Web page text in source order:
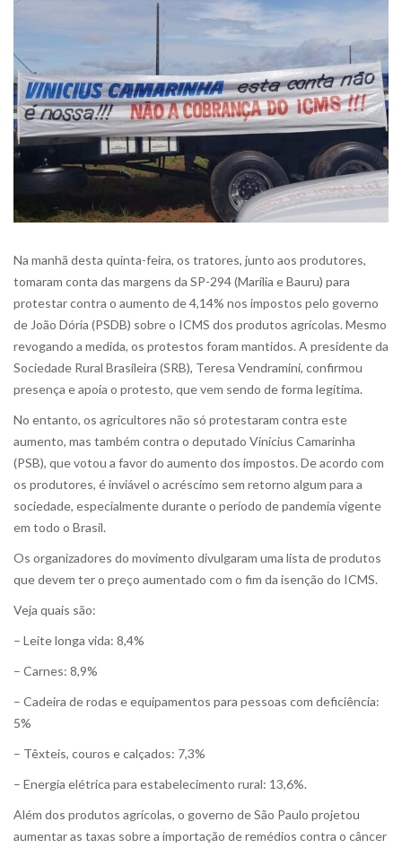
Na manhã desta quinta-feira, os tratores, junto aos produtores,
tomaram conta das margens da SP-294 (Marília e Bauru) para
protestar contra o aumento de 4,14% nos impostos pelo governo
de João Dória (PSDB) sobre o ICMS dos produtos agrícolas. Mesmo
revogando a medida, os protestos foram mantidos. A presidente da
Sociedade Rural Brasileira (SRB), Teresa Vendramini, confirmou
presença e apoia o protesto, que vem sendo de forma legítima.
No entanto, os agricultores não só protestaram contra este
aumento, mas também contra o deputado Vinícius Camarinha
(PSB), que votou a favor do aumento dos impostos. De acordo com
os produtores, é inviável o acréscimo sem retorno algum para a
sociedade, especialmente durante o período de pandemia vigente
em todo o Brasil.
Os organizadores do movimento divulgaram uma lista de produtos
que devem ter o preço aumentado com o fim da isenção do ICMS.
Veja quais são:
– Leite longa vida: 8,4%
– Carnes: 8,9%
– Cadeira de rodas e equipamentos para pessoas com deficiência:
5%
– Têxteis, couros e calçados: 7,3%
– Energia elétrica para estabelecimento rural: 13,6%.
Além dos produtos agrícolas, o governo de São Paulo projetou
aumentar as taxas sobre a importação de remédios contra o câncer